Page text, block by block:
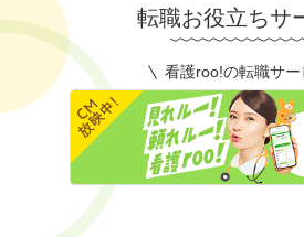
転職お役立ちサ
看護roo!の転職サー